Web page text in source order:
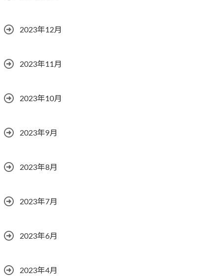
2023年12月
2023年11月
2023年10月
2023年9月
2023年8月
2023年7月
2023年6月
2023年4月